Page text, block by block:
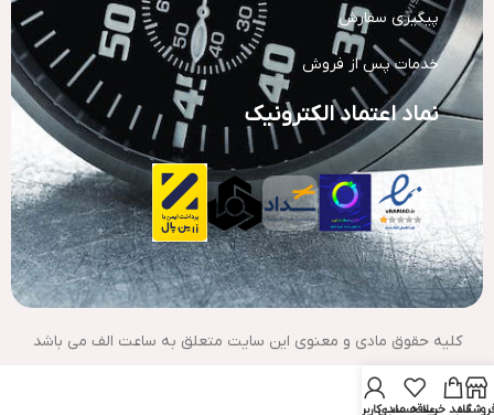
پیگیری سفارش
خدمات پس از فروش
نماد اعتماد الکترونیک
کلیه حقوق مادی و معنوی این سایت متعلق به ساعت الف می باشد
سبد خریدعلاقه مندی
حساب کاربری من